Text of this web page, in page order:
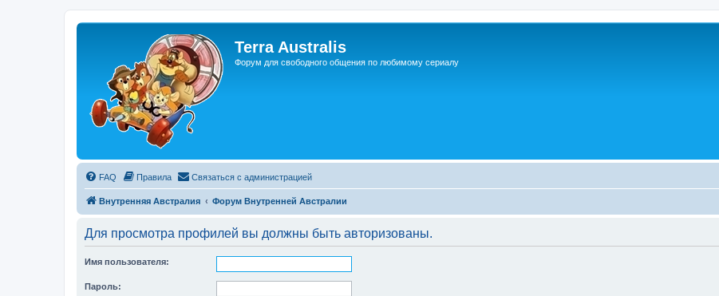
Terra Australis
Форум для свободного общения по любимому сериалу
FAQ Правила Связаться с администрацией
Внутренняя Австралия Форум Внутренней Австралии
Для просмотра профилей вы должны быть авторизованы.
Имя пользователя:
Пароль: